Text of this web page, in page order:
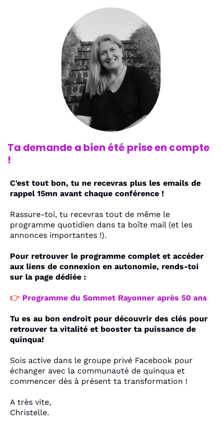
Ta demande a bien été prise en compte
!
C'est tout bon, tu ne recevras plus les emails de
rappel 15mn avant chaque conférence !
Rassure-toi, tu recevras tout de même le
programme quotidien dans ta boîte mail (et les
annonces importantes !).
Pour retrouver le programme complet et accéder
aux liens de connexion en autonomie, rends-toi
sur la page dédiée :
👉 Programme du Sommet Rayonner après 50 ans
Tu es au bon endroit pour découvrir des clés pour
retrouver ta vitalité et booster ta puissance de
quinqua!
Sois active dans le groupe privé Facebook pour
échanger avec la communauté de quinqua et
commencer dès à présent ta transformation !
A très vite,
Christelle.